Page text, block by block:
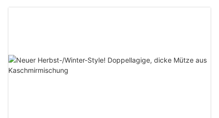
Ohrenklappen für Outdoor-Aktivitäten